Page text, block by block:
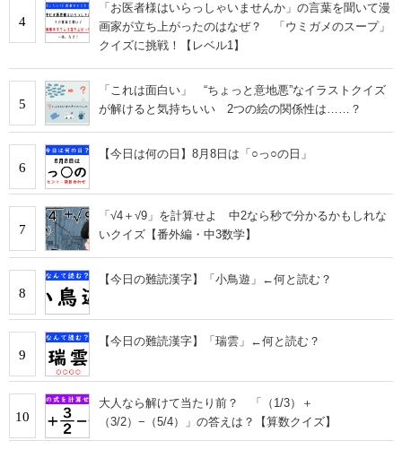
4
「お医者様はいらっしゃいませんか」の言葉を聞いて漫
画家が立ち上がったのはなぜ？ 「ウミガメのスープ」
クイズに挑戦！【レベル1】
5
「これは面白い」 “ちょっと意地悪”なイラストクイズ
が解けると気持ちいい 2つの絵の関係性は……？
6
【今日は何の日】8月8日は「○っ○の日」
7
「√4＋√9」を計算せよ 中2なら秒で分かるかもしれな
いクイズ【番外編・中3数学】
8
【今日の難読漢字】「小鳥遊」←何と読む？
9
【今日の難読漢字】「瑞雲」←何と読む？
10
大人なら解けて当たり前？ 「（1/3）＋
（3/2）−（5/4）」の答えは？【算数クイズ】